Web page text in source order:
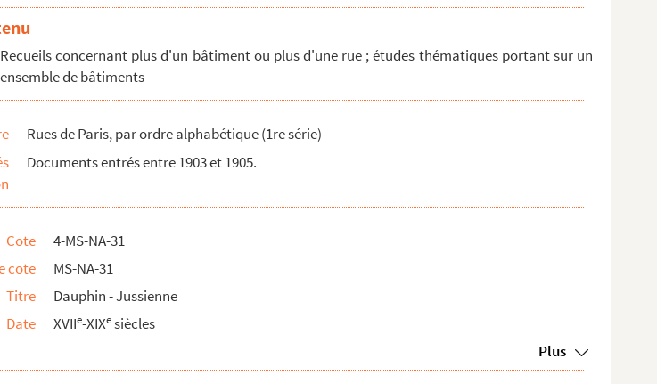
rue des Gravilliers
Recueils concernant plus d'un bâtiment ou plus d'une rue ; études thématiques portant sur un
ensemble de bâtiments
Rues de Paris, par ordre alphabétique (1re série)
Documents entrés entre 1903 et 1905.
Cote
4-MS-NA-31
cote
MS-NA-31
Titre
Dauphin - Jussienne
Date
XVIIe-XIXesiècles
Plus